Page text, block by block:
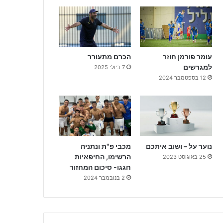
עומר פורמן חוזר
למגרשים
12 בספטמבר 2024
הכרם מתעורר
7 ביולי 2025
נוער על – ושוב איתכם
25 באוגוסט 2023
מכבי פ"ת ונתניה
הרשימו, החיפאיות
חגגו- סיכום המחזור
2 בנובמבר 2024